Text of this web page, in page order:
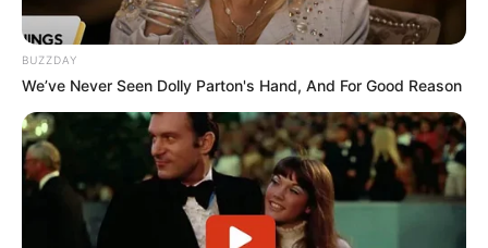
BUZZDAY
We’ve Never Seen Dolly Parton's Hand, And For Good Reason